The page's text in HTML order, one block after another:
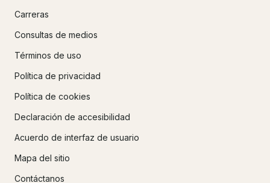
Carreras
Consultas de medios
Términos de uso
Política de privacidad
Política de cookies
Declaración de accesibilidad
Acuerdo de interfaz de usuario
Mapa del sitio
Contáctanos